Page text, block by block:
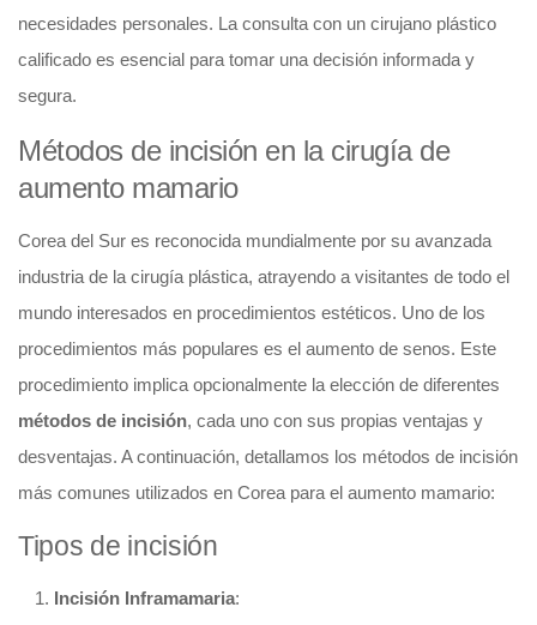
necesidades personales. La consulta con un cirujano plástico
calificado es esencial para tomar una decisión informada y
segura.
Métodos de incisión en la cirugía de
aumento mamario
Corea del Sur es reconocida mundialmente por su avanzada
industria de la cirugía plástica, atrayendo a visitantes de todo el
mundo interesados en procedimientos estéticos. Uno de los
procedimientos más populares es el aumento de senos. Este
procedimiento implica opcionalmente la elección de diferentes
métodos de incisión, cada uno con sus propias ventajas y
desventajas. A continuación, detallamos los métodos de incisión
más comunes utilizados en Corea para el aumento mamario:
Tipos de incisión
Incisión Inframamaria: